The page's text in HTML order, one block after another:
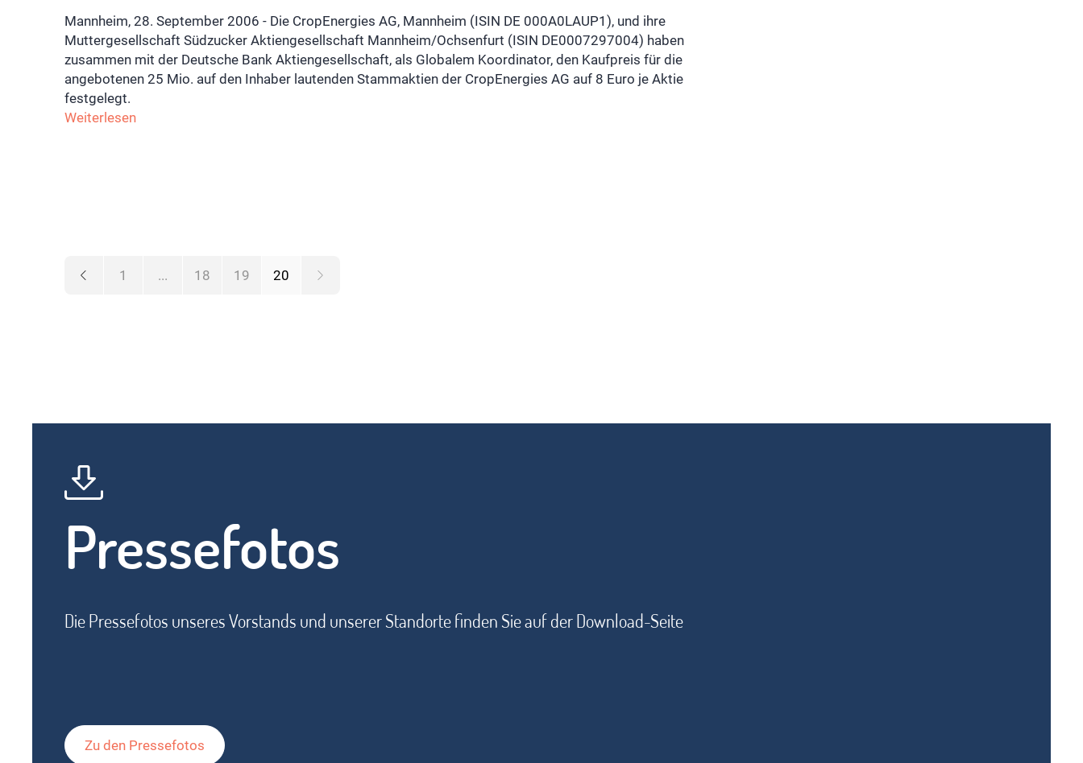
Mannheim, 28. September 2006 - Die CropEnergies AG, Mannheim (ISIN DE 000A0LAUP1), und ihre
Muttergesellschaft Südzucker Aktiengesellschaft Mannheim/Ochsenfurt (ISIN DE0007297004) haben
zusammen mit der Deutsche Bank Aktiengesellschaft, als Globalem Koordinator, den Kaufpreis für die
angebotenen 25 Mio. auf den Inhaber lautenden Stammaktien der CropEnergies AG auf 8 Euro je Aktie
festgelegt.
Weiterlesen
1 ... 18 19 20
Pressefotos
Die Pressefotos unseres Vorstands und unserer Standorte finden Sie auf der Download-Seite
Zu den Pressefotos